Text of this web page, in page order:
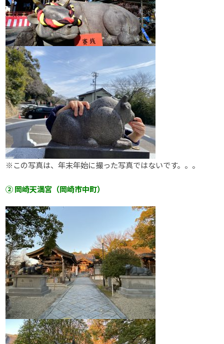
※この写真は、年末年始に撮った写真ではないです。。。
② 岡崎天満宮（岡崎市中町）